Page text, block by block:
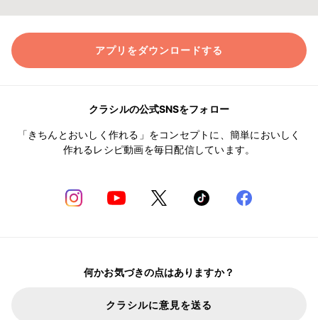
アプリをダウンロードする
クラシルの公式SNSをフォロー
「きちんとおいしく作れる」をコンセプトに、簡単においしく
作れるレシピ動画を毎日配信しています。
何かお気づきの点はありますか？
クラシルに意見を送る